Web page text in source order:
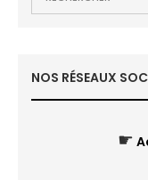
NOS RÉSEAUX
☛